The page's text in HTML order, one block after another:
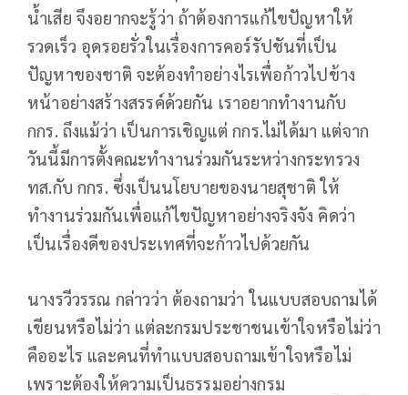
น้ำเสีย จึงอยากจะรู้ว่า ถ้าต้องการแก้ไขปัญหาให้
รวดเร็ว อุดรอยรั่วในเรื่องการคอร์รัปชันที่เป็น
ปัญหาของชาติ จะต้องทำอย่างไรเพื่อก้าวไปข้าง
หน้าอย่างสร้างสรรค์ด้วยกัน เราอยากทำงานกับ
กกร. ถึงแม้ว่า เป็นการเชิญแต่ กกร.ไม่ได้มา แต่จาก
วันนี้มีการตั้งคณะทำงานร่วมกันระหว่างกระทรวง
ทส.กับ กกร. ซึ่งเป็นนโยบายของนายสุชาติ ให้
ทำงานร่วมกันเพื่อแก้ไขปัญหาอย่างจริงจัง คิดว่า
เป็นเรื่องดีของประเทศที่จะก้าวไปด้วยกัน
นางรวีวรรณ กล่าวว่า ต้องถามว่า ในแบบสอบถามได้
เขียนหรือไม่ว่า แต่ละกรมประชาชนเข้าใจหรือไม่ว่า
คืออะไร และคนที่ทำแบบสอบถามเข้าใจหรือไม่
เพราะต้องให้ความเป็นธรรมอย่างกรม